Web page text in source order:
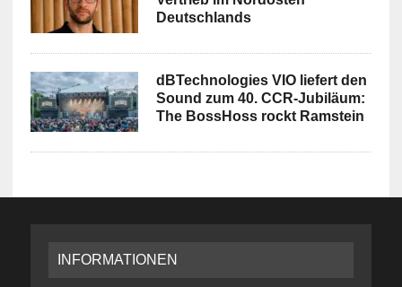
Deutschlands
dBTechnologies VIO liefert den
Sound zum 40. CCR-Jubiläum:
The BossHoss rockt Ramstein
INFORMATIONEN